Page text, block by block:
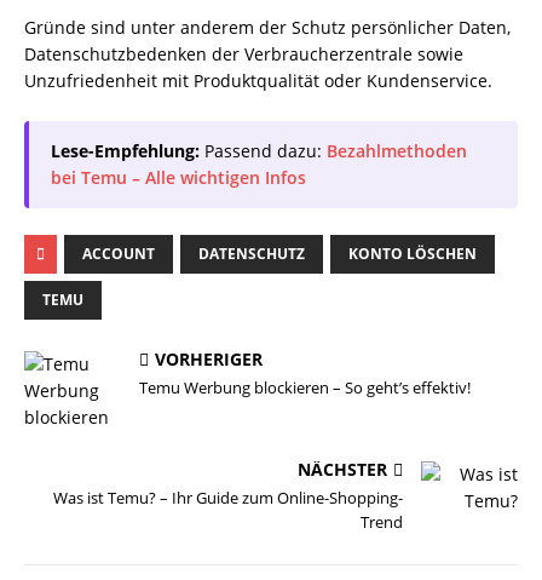
Gründe sind unter anderem der Schutz persönlicher Daten,
Datenschutzbedenken der Verbraucherzentrale sowie
Unzufriedenheit mit Produktqualität oder Kundenservice.
Lese-Empfehlung: Passend dazu: Bezahlmethoden
bei Temu – Alle wichtigen Infos
ACCOUNT DATENSCHUTZ KONTO LÖSCHEN
TEMU
VORHERIGER
Temu Werbung blockieren – So geht’s effektiv!
NÄCHSTER
Was ist Temu? – Ihr Guide zum Online-Shopping-
Trend